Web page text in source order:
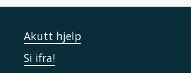
Akutt hjelp
Si ifra!